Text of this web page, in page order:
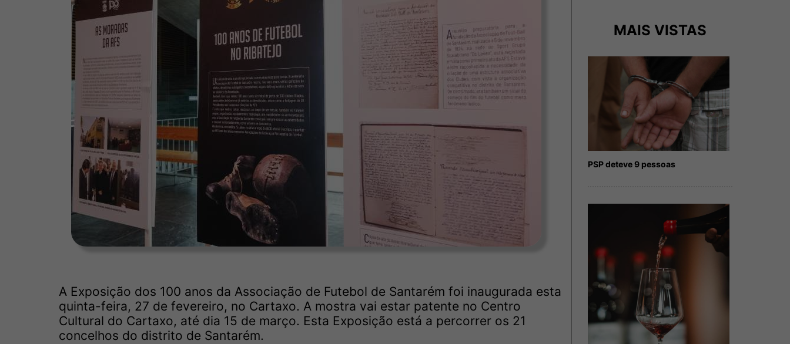
A Exposição dos 100 anos da Associação de Futebol de Santarém foi inaugurada esta
quinta-feira, 27 de fevereiro, no Cartaxo. A mostra vai estar patente no Centro
Cultural do Cartaxo, até dia 15 de março. Esta Exposição está a percorrer os 21
concelhos do distrito de Santarém.
MAIS VISTAS
PSP deteve 9 pessoas